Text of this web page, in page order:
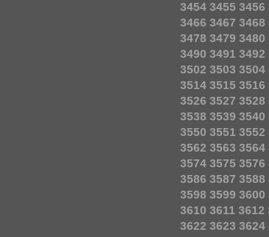
3454 3455 3456
3466 3467 3468
3478 3479 3480
3490 3491 3492
3502 3503 3504
3514 3515 3516
3526 3527 3528
3538 3539 3540
3550 3551 3552
3562 3563 3564
3574 3575 3576
3586 3587 3588
3598 3599 3600
3610 3611 3612
3622 3623 3624